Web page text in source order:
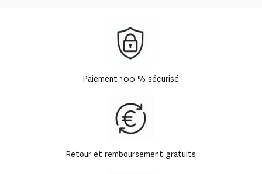
Paiement 100 % sécurisé
Retour et remboursement gratuits